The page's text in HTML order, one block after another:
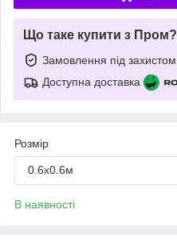
Що таке купити з Пром?
Замовлення під захистом
Доступна доставка
Розмір
0.6х0.6м
В наявності